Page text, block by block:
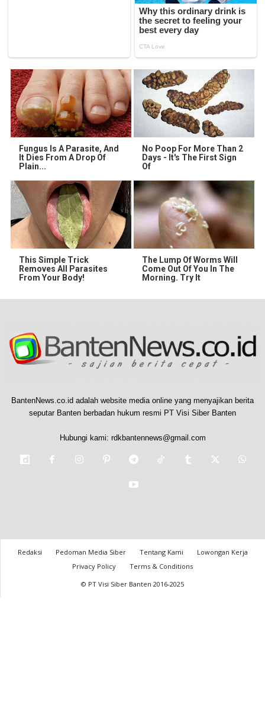
Fungus Is A Parasite, And
It Dies From A Drop Of
Plain...
No Poop For More Than 2
Days - It's The First Sign
Of
This Simple Trick
Removes All Parasites
From Your Body!
The Lump Of Worms Will
Come Out Of You In The
Morning. Try It
BantenNews.co.id adalah website media online yang menyajikan berita
seputar Banten berbadan hukum resmi PT Visi Siber Banten
Hubungi kami: rdkbantennews@gmail.com
Redaksi Pedoman Media Siber Tentang Kami
Lowongan Kerja
Privacy Policy
Terms & Conditions
© PT Visi Siber Banten 2016-2025